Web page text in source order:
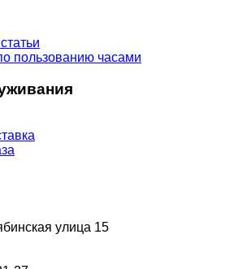
пользованию часами
улица 15